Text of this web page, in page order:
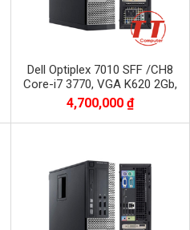
Dell Optiplex 7010 SFF /CH8
Core-i7 3770, VGA K620 2Gb,
SSD 128G, Dram3 16Gb,
4,700,000 ₫